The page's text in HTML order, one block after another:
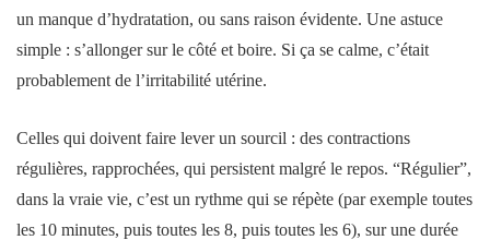
un manque d’hydratation, ou sans raison évidente. Une astuce
simple : s’allonger sur le côté et boire. Si ça se calme, c’était
probablement de l’irritabilité utérine.
Celles qui doivent faire lever un sourcil : des contractions
régulières, rapprochées, qui persistent malgré le repos. “Régulier”,
dans la vraie vie, c’est un rythme qui se répète (par exemple toutes
les 10 minutes, puis toutes les 8, puis toutes les 6), sur une durée